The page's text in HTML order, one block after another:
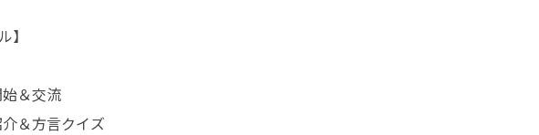
】
＆交流
＆方言クイズ